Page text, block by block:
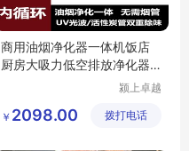
商用油烟净化器一体机饭店
厨房大吸力低空排放净化器
颍上卓越
有限公司
￥ 2098.00 拨打电话